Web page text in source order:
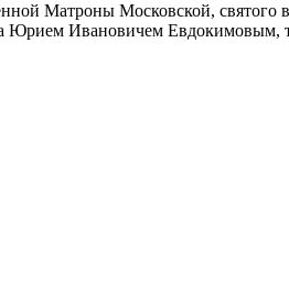
Матроны Московской,
Юрием Ивановичем Евдокимовым,